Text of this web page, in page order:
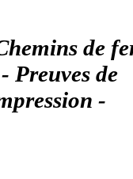
de
Preuves de
-